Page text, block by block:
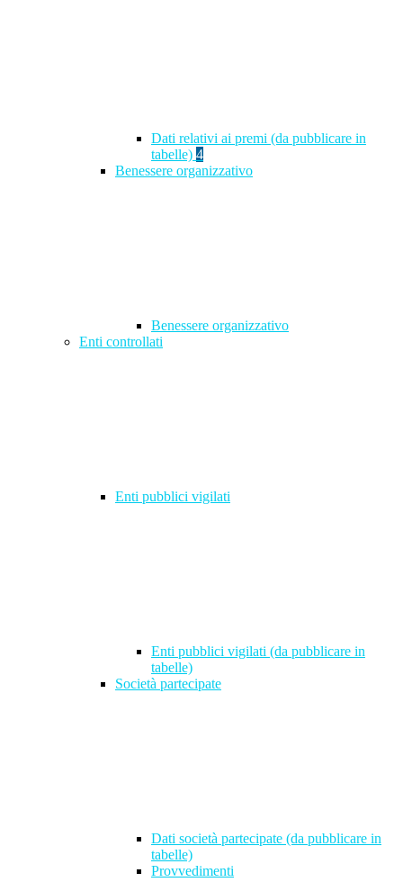
Dati relativi ai premi (da pubblicare in
tabelle) 4
Benessere organizzativo
Benessere organizzativo
Enti controllati
Enti pubblici vigilati
Enti pubblici vigilati (da pubblicare in
tabelle)
Società partecipate
Dati società partecipate (da pubblicare in
tabelle)
Provvedimenti